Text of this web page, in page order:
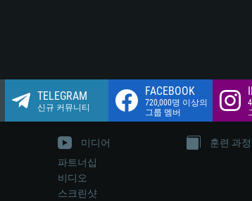
TELEGRAM
신규 커뮤니티
FACEBOOK
720,000명 이상의
그룹 멤버
미디어
파트너십
비디오
스크린샷
훈련 과정